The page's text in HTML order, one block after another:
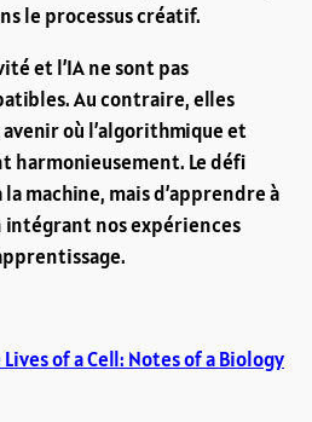
le processus créatif.
et l’IA ne sont pas
Au contraire, elles
où l’algorithmique et
harmonieusement. Le défi
la machine, mais d’apprendre à
intégrant nos expériences
of a Cell: Notes of a Biology